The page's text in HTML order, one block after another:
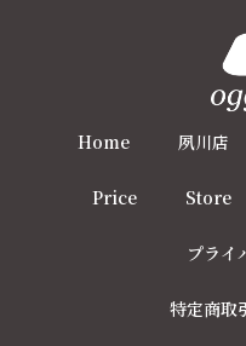
Home 夙川店
Price Store
プライ
特定商取